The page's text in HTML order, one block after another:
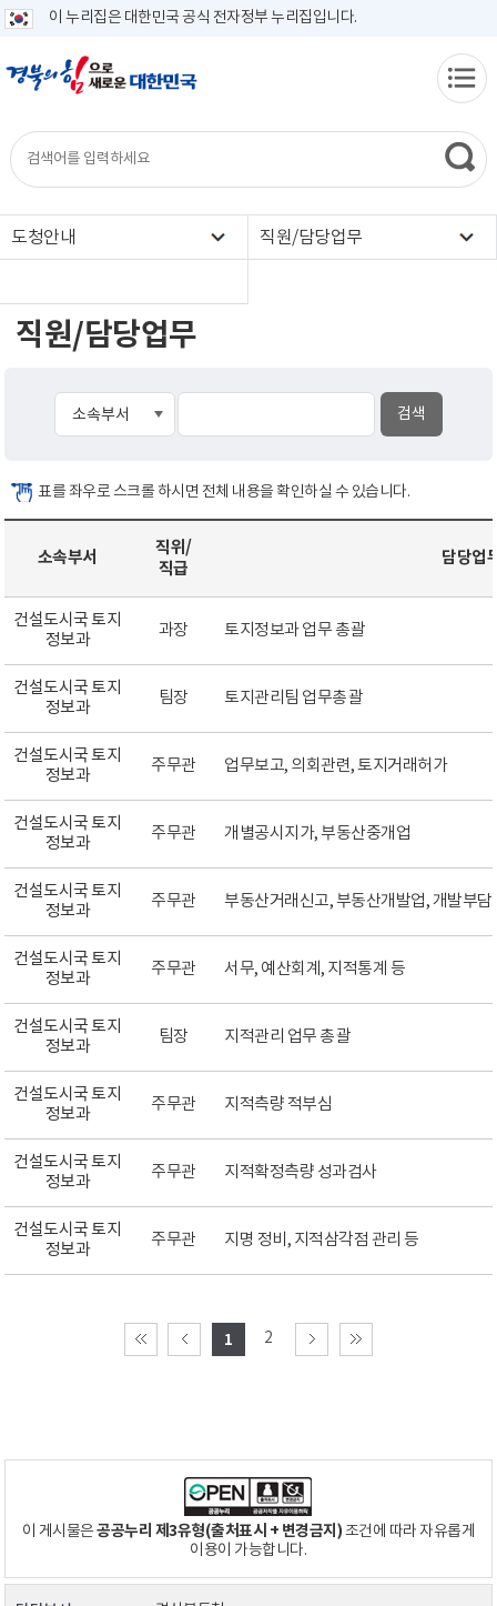
이 누리집은 대한민국 공식 전자정부 누리집입니다.
도청안내 직원/담당업무
직원/담당업무
표를 좌우로 스크롤 하시면 전체 내용을 확인하실 수 있습니다.
소속부서
직위/
직급
담당업
건설도시국 토지
정보과
과장 토지정보과 업무 총괄
건설도시국 토지
정보과
팀장 토지관리팀 업무총괄
건설도시국 토지
정보과
주무관 업무보고, 의회관련, 토지거래허가
건설도시국 토지
정보과
주무관 개별공시지가, 부동산중개업
건설도시국 토지
정보과
주무관 부동산거래신고, 부동산개발업, 개발부담
건설도시국 토지
정보과
주무관 서무, 예산회계, 지적통계 등
건설도시국 토지
정보과
팀장 지적관리 업무 총괄
건설도시국 토지
정보과
주무관 지적측량 적부심
건설도시국 토지
정보과
주무관 지적확정측량 성과검사
건설도시국 토지
정보과
주무관 지명 정비, 지적삼각점 관리 등
1 2
이 게시물은공공누리 제3유형(출처표시 + 변경금지)조건에 따라 자유롭게
이용이 가능합니다.